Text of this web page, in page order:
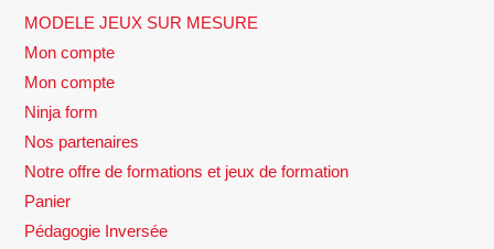
MODELE JEUX SUR MESURE
Mon compte
Mon compte
Ninja form
Nos partenaires
Notre offre de formations et jeux de formation
Panier
Pédagogie Inversée